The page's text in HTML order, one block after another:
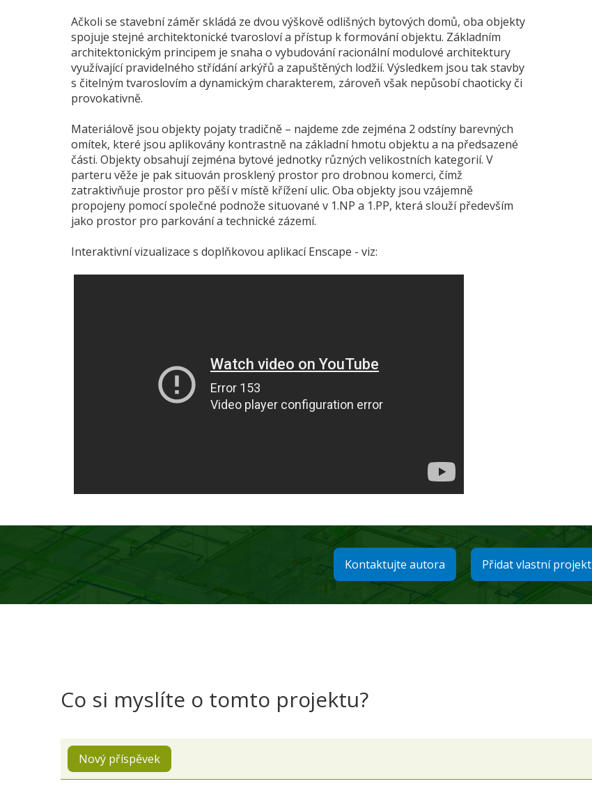
Ačkoli se stavební záměr skládá ze dvou výškově odlišných bytových domů, oba objekty
spojuje stejné architektonické tvarosloví a přístup k formování objektu. Základním
architektonickým principem je snaha o vybudování racionální modulové architektury
využívající pravidelného střídání arkýřů a zapuštěných lodžií. Výsledkem jsou tak stavby
s čitelným tvaroslovím a dynamickým charakterem, zároveň však nepůsobí chaoticky či
provokativně.
Materiálově jsou objekty pojaty tradičně – najdeme zde zejména 2 odstíny barevných
omítek, které jsou aplikovány kontrastně na základní hmotu objektu a na předsazené
části. Objekty obsahují zejména bytové jednotky různých velikostních kategorií. V
parteru věže je pak situován prosklený prostor pro drobnou komerci, čímž
zatraktivňuje prostor pro pěší v místě křížení ulic. Oba objekty jsou vzájemně
propojeny pomocí společné podnože situované v 1.NP a 1.PP, která slouží především
jako prostor pro parkování a technické zázemí.
Interaktivní vizualizace s doplňkovou aplikací Enscape - viz:
Kontaktujte autora Přidat vlastní projekt
Co si myslíte o tomto projektu?
Nový příspěvek